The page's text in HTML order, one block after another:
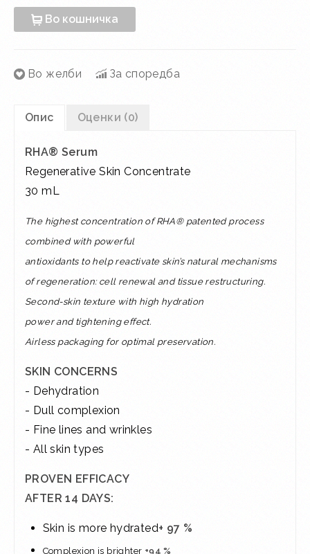
Во кошничка
Во желби За споредба
Опис Оценки (0)
RHA® Serum
Regenerative Skin Concentrate
30 mL
The highest concentration of RHA® patented process
combined with powerful
antioxidants to help reactivate skin’s natural mechanisms
ofregeneration: cell renewal and tissue restructuring.
Second-skin texture with high hydration
power and tightening effect.
Airless packaging for optimal preservation.
SKIN CONCERNS
- Dehydration
- Dull complexion
​- Fine lines and wrinkles
- All skin types
PROVEN EFFICACY
AFTER 14 DAYS:
Skin is more hydrated+ 97 %
Complexion is brighter +94 %